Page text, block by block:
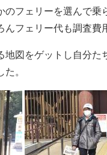
フェリーを選んで
フェリー代も調査費
図をゲットし自分
。